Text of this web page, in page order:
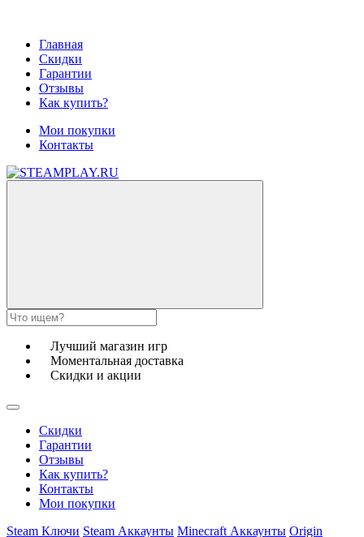
Главная
Скидки
Гарантии
Отзывы
Как купить?
Мои покупки
Контакты
Лучший магазин игр
Моментальная доставка
Скидки и акции
Скидки
Гарантии
Отзывы
Как купить?
Контакты
Мои покупки
Steam Ключи Steam Аккаунты Minecraft Аккаунты Origin